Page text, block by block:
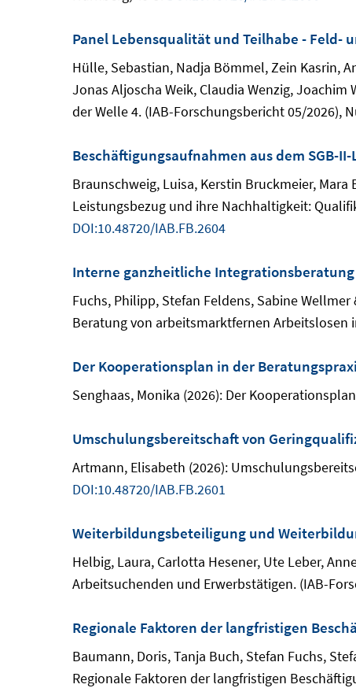
Panel Lebensqualität und Teilhabe - Feld-
Hülle, Sebastian, Nadja Bömmel, Zein Kasrin,
Jonas Aljoscha Weik, Claudia Wenzig,
der Welle 4. (IAB-Forschungsbericht 05/2026),
Beschäftigungsaufnahmen aus dem SGB-
Braunschweig, Luisa, Kerstin Bruckmeier,
Leistungsbezug und ihre Nachhaltigkeit:
DOI:10.48720/IAB.FB.2604
Interne ganzheitliche Integrationsberatung
Fuchs, Philipp, Stefan Feldens, Sabine
Beratung von arbeitsmarktfernen Arbeitslosen
Der Kooperationsplan in der
Senghaas, Monika (2026): Der
Umschulungsbereitschaft von
Artmann, Elisabeth (2026):
DOI:10.48720/IAB.FB.2601
Weiterbildungsbeteiligung und
Helbig, Laura, Carlotta Hesener, Ute Leber,
Arbeitsuchenden und Erwerbstätigen. (IAB-
Regionale Faktoren der langfristigen
Baumann, Doris, Tanja Buch, Stefan Fuchs,
Regionale Faktoren der langfristigen